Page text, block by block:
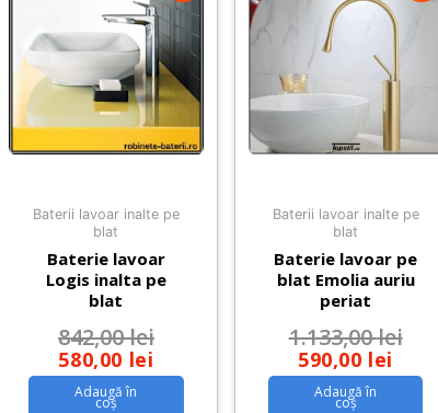
Baterii lavoar inalte pe
blat
Baterie lavoar
Logis inalta pe
blat
842,00lei
580,00 lei
Adaugă în
coș
Baterii lavoar inalte pe
blat
Baterie lavoar pe
blat Emolia auriu
periat
1.133,00lei
590,00 lei
Adaugă în
coș